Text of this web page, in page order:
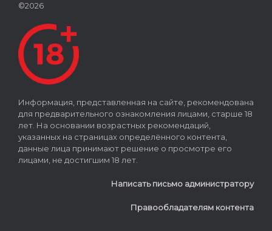
©2026
Информация, представленная на сайте, рекомендована
для предварительного ознакомления лицами, старше 18
лет. На основании возрастных рекомендаций,
указанных на страницах определённого контента,
данные лица принимают решение о просмотре его
лицами, не достигшим 18 лет.
Написать письмо администратору
Правообладателям контента